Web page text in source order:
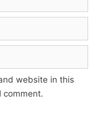
website in this
comment.